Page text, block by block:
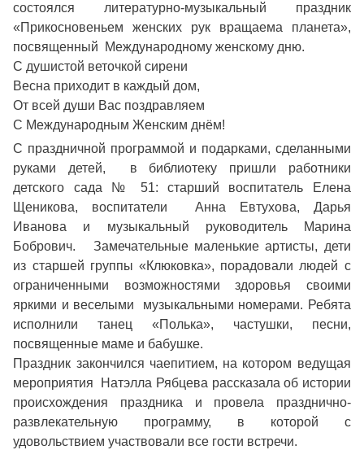
состоялся литературно-музыкальный праздник
«Прикосновеньем женских рук вращаема планета»,
посвященный Международному женскому дню.
С душистой веточкой сирени
Весна приходит в каждый дом,
От всей души Вас поздравляем
С Международным Женским днём!
С праздничной программой и подарками, сделанными
руками детей, в библиотеку пришли работники
детского сада № 51: старший воспитатель Елена
Щеникова, воспитатели Анна Евтухова, Дарья
Иванова и музыкальный руководитель Марина
Бобрович. Замечательные маленькие артисты, дети
из старшей группы «Клюковка», порадовали людей с
ограниченными возможностями здоровья своими
яркими и веселыми музыкальными номерами. Ребята
исполнили танец «Полька», частушки, песни,
посвященные маме и бабушке.
Праздник закончился чаепитием, на котором ведущая
мероприятия Натэлла Рябцева рассказала об истории
происхождения праздника и провела празднично-
развлекательную программу, в которой с
удовольствием участвовали все гости встречи.